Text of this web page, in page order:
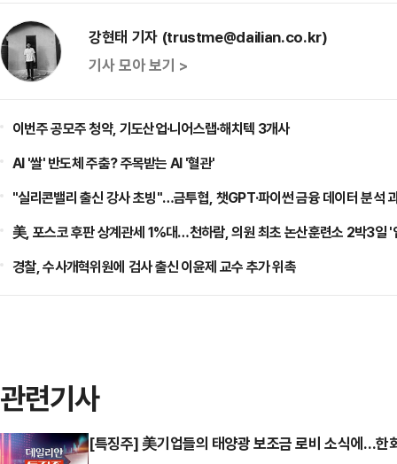
강현태 기자 (trustme@dailian.co.kr)
기사 모아 보기 >
이번주 공모주 청약, 기도산업·니어스랩·해치텍 3개사
AI '쌀' 반도체 주춤? 주목받는 AI '혈관'
"실리콘밸리 출신 강사 초빙"…금투협, 챗GPT·파이썬 금융 데이터 분석
美, 포스코 후판 상계관세 1%대…천하람, 의원 최초 논산훈련소 2박3일 '
경찰, 수사개혁위원에 검사 출신 이윤제 교수 추가 위촉
관련기사
[특징주] 美기업들의 태양광 보조금 로비 소식에…한